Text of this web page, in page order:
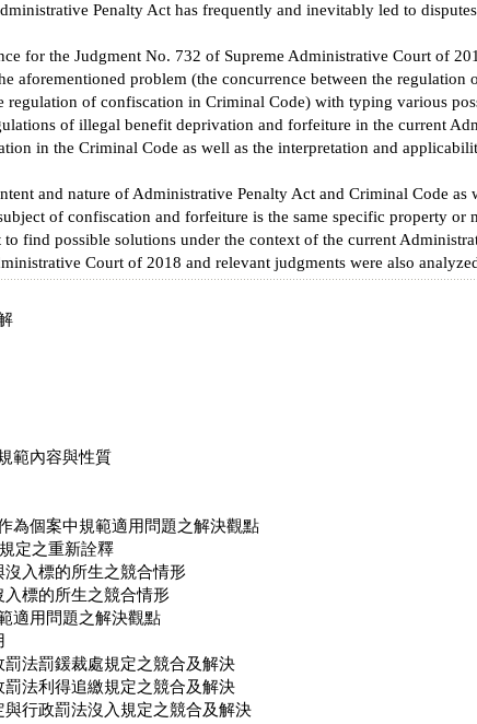
Penalty Act has frequently and inevitably led to
for the Judgment No. 732 of Supreme Administrative Court of
aforementioned problem (the concurrence between the regulation
regulation of confiscation in Criminal Code) with typing various
of illegal benefit deprivation and forfeiture in the current
in the Criminal Code as well as the interpretation and
and nature of Administrative Penalty Act and Criminal Code as
of confiscation and forfeiture is the same specific property or
find possible solutions under the context of the current
Court of 2018 and relevant judgments were also
範內容與性質
為個案中規範適用問題之解決觀點
定之重新詮釋
入標的所生之競合情形
標的所生之競合情形
適用問題之解決觀點
法罰鍰裁處規定之競合及解決
法利得追繳規定之競合及解決
行政罰法沒入規定之競合及解決